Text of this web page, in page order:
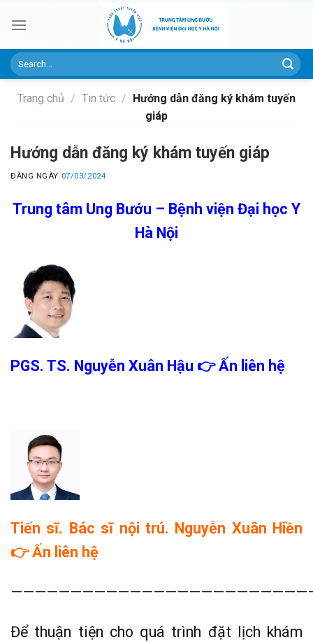
Trang chủ / Tin tức / Hướng dẫn đăng ký khám tuyến
giáp
Hướng dẫn đăng ký khám tuyến giáp
ĐĂNG NGÀY 07/03/2024
Trung tâm Ung Bướu – Bệnh viện Đại học Y
Hà Nội
PGS. TS. Nguyễn Xuân Hậu 👉 Ấn liên hệ
Tiến sĩ. Bác sĩ nội trú. Nguyễn Xuân Hiền
👉 Ấn liên hệ
Để thuận tiện cho quá trình đặt lịch khám